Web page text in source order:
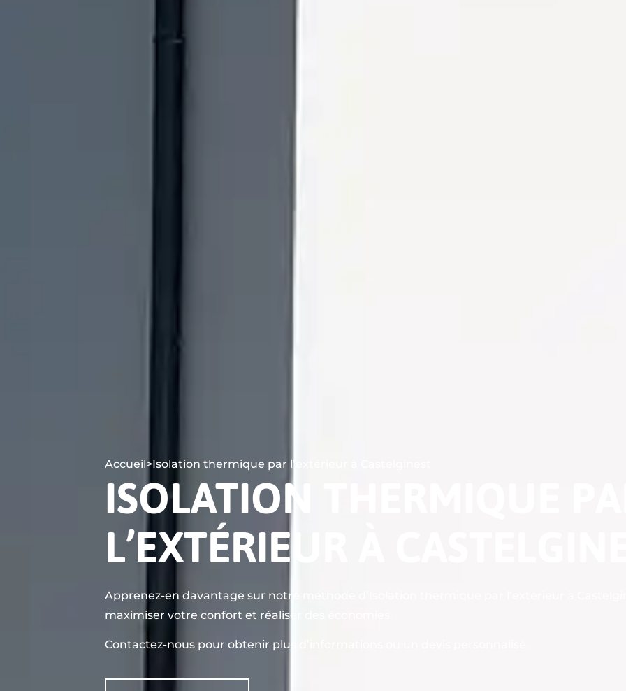
Accueil>Isolation thermique par l’extérieur à Castelginest
ISOLATION THERMIQUE
L’EXTÉRIEUR À
Apprenez-en davantage sur notre méthode d’Isolation thermique par l’extérieur à
maximiser votre confort et réaliser des économies.
Contactez-nous pour obtenir plus d’informations ou un devis personnalisé.